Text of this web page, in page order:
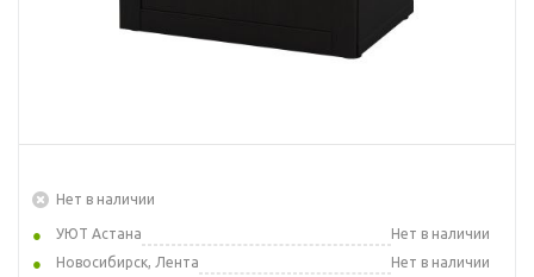
Нет в наличии
УЮТ Астана
Нет в наличии
Новосибирск, Лента
Нет в наличии